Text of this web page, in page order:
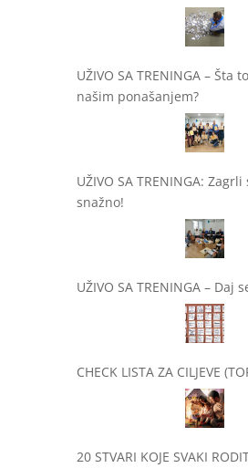
UŽIVO SA TRENINGA – Šta
našim ponašanjem?
UŽIVO SA TRENINGA:
snažno!
UŽIVO SA TRENINGA – Daj
CHECK LISTA ZA CILJEVE
20 STVARI KOJE SVAKI